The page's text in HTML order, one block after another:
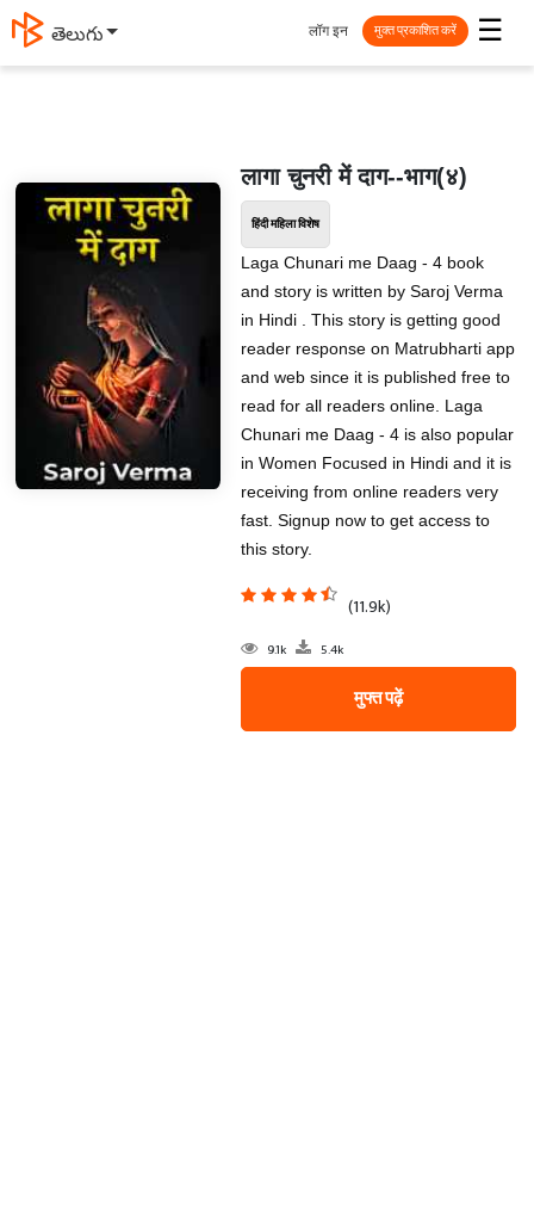
తెలుగు ☰
लॉग इन मुक्त प्रकाशित करें
लागा चुनरी में दाग--भाग(४)
हिंदी महिला विशेष
Laga Chunari me Daag - 4 book
and story is written by Saroj Verma
in Hindi . This story is getting good
reader response on Matrubharti app
and web since it is published free to
read for all readers online. Laga
Chunari me Daag - 4 is also popular
in Women Focused in Hindi and it is
receiving from online readers very
fast. Signup now to get access to
this story.
(11.9k)
9.1k 5.4k
मुफ्त पढ़ें